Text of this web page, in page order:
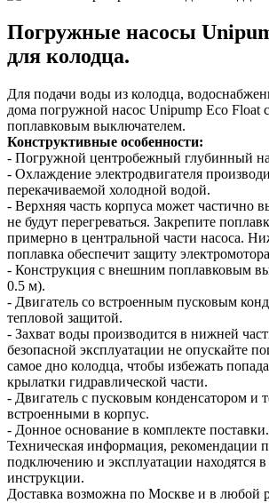
Погружные насосы
для колодца.
Для подачи воды из колодца,
дома погружной насос Unipump Eco Float
поплавковым выключателем.
Конструктивные особенности:
- Погружной центробежный глубинный
- Охлаждение электродвигателя
перекачиваемой холодной водой.
- Верхняя часть корпуса может частично
не будут перегреваться. Закрепите
примерно в центральной части насоса.
поплавка обеспечит защиту
- Конструкция с внешним поплавковым
0.5 м).
- Двигатель со встроенным пусковым
тепловой защитой.
- Захват воды производится в нижней
безопасной эксплуатации не опускайте
самое дно колодца, чтобы избежать
крылатки гидравлической части.
- Двигатель с пусковым конденсатором и
встроенными в корпус.
- Донное основание в комплекте поставки.
Техническая информация, рекомендации
подключению и эксплуатации находятся в
инструкции.
Доставка возможна по Москве и в любой